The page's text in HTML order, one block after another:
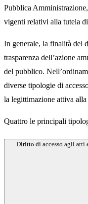
Pubblica
vigenti relativi alla tutela
In generale, la finalità del
trasparenza dell’azione
del pubblico.
diverse tipologie di
la legittimazione attiva
Quattro le principali
Diritto di accesso agli atti